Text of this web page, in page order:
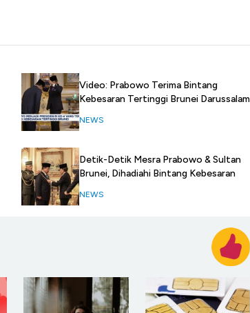
Video: Prabowo Terima Bintang
Kebesaran Tertinggi Brunei Darussalam
NEWS
Detik-Detik Mesra Prabowo & Sultan
Brunei, Dihadiahi Bintang Kebesaran
NEWS